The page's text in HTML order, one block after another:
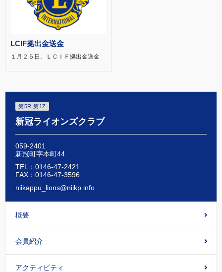
LCIF拠出金送金
１月２５日、ＬＣＩＦ拠出金送金
第5R 第1Z
新冠ライオンズクラブ
059-2401
新冠町字本町44
TEL：0146-47-2421
FAX：0146-47-3596
niikappu_lions@niikp.info
概要
会員紹介
アクティビティ